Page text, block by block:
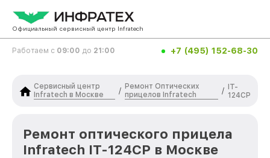
Официальный сервисный центр Infratech
Работаем с 09:00 до 21:00 +7 (495) 152-68-30
Сервисный центр
Infratech в Москве
/
Ремонт Оптических
прицелов Infratech
/ IT-
124CP
Ремонт оптического прицела
Infratech IT-124CP в Москве